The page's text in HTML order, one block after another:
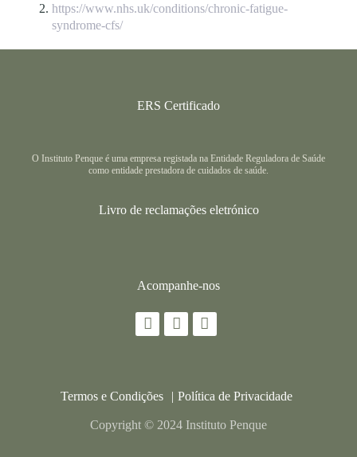
https://www.nhs.uk/conditions/chronic-fatigue-
syndrome-cfs/
ERS Certificado
O Instituto Penque é uma empresa registada na Entidade Reguladora de Saúde
como entidade prestadora de cuidados de saúde.
Livro de reclamações eletrónico
Acompanhe-nos
Termos e Condições Política de Privacidade
Copyright © 2024 Instituto Penque